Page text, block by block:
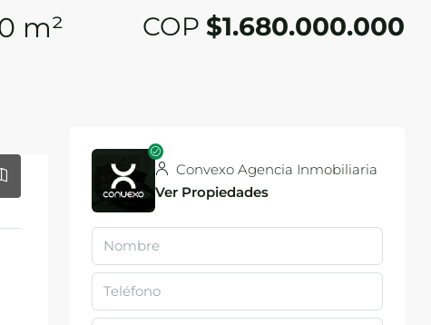
m² COP $1.680.000.000
Convexo Agencia Inmobiliaria
Ver Propiedades